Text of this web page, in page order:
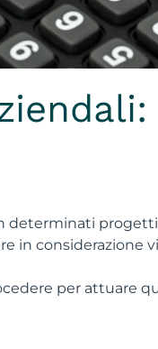
determinati
in considerazione
per attuare